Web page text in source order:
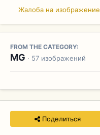
Жалоба на изображение
FROM THE CATEGORY:
MG · 57 изображений
Поделиться